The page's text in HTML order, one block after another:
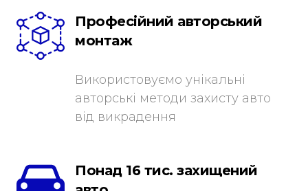
Професійний авторський
монтаж
Використовуємо унікальні
авторські методи захисту авто
від викрадення
Понад 16 тис. захищений